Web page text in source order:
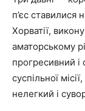
п’єс
Хорватії,
аматорському
прогресивний і
суспільної
нелегкий і